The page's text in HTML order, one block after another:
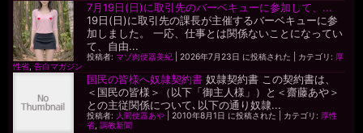
7月19日(日)に取引先のバーベキューに参加して、...
19日(日)に取引先の課長が主催するバーベキューに参
加しました。 一応、仕事とは関係ないことになってい
て、自由...
投稿者:マゾ肉便器美紀 |2026年7月23日 に投稿された カテゴリ: 厚
性省,告白マガジン
国民の皆様へ奴隷契約書 奴隷契約書 この契約書は、
＜国民の皆様＞（以下「御主人様」）と＜齋藤あや＞
との主従関係について､以下の通り奴隷...
投稿者: 人間便器あや |2010年8月1日 に投稿された カテゴリ: 厚性
省,調教新聞